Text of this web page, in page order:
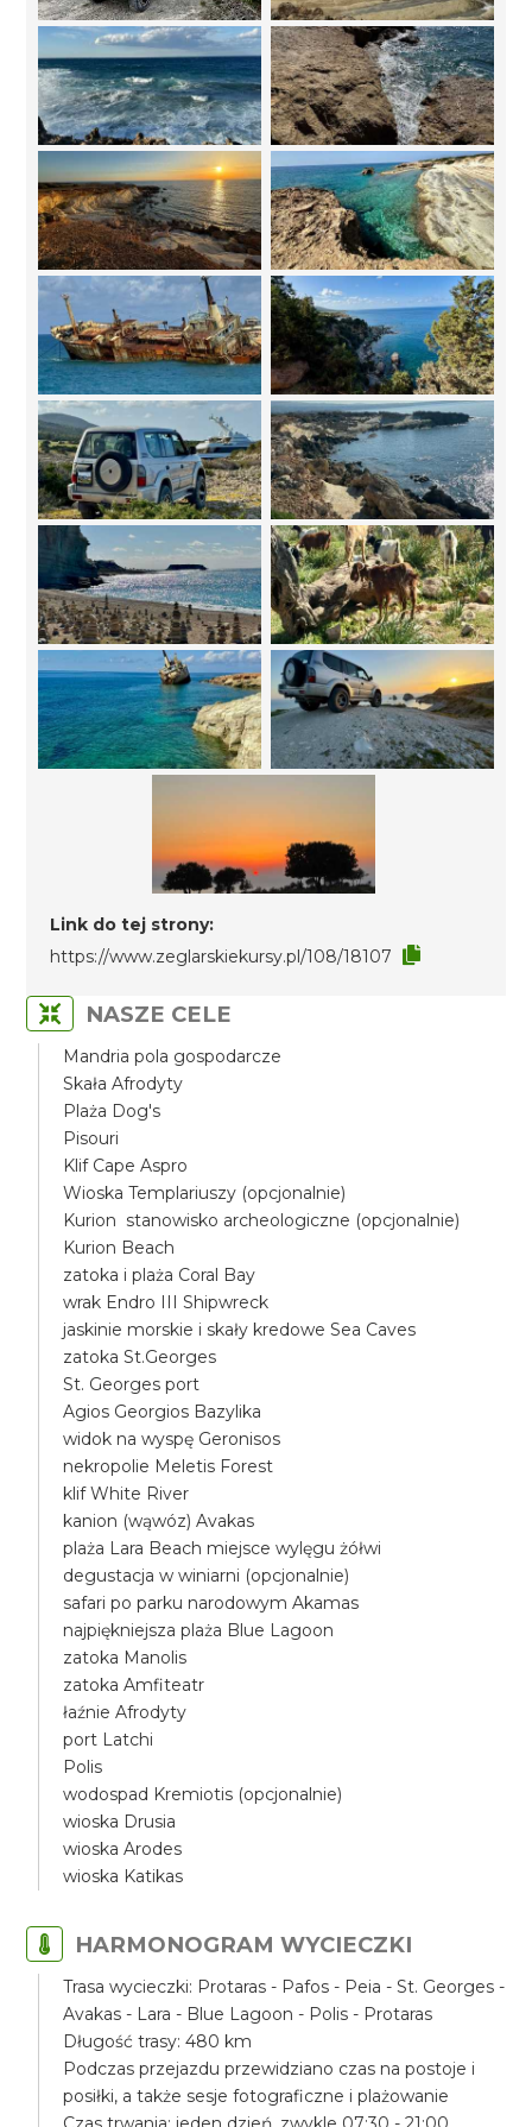
Link do tej strony:
https://www.zeglarskiekursy.pl/108/18107
NASZE CELE
Mandria pola gospodarcze
Skała Afrodyty
Plaża Dog's
Pisouri
Klif Cape Aspro
Wioska Templariuszy (opcjonalnie)
Kurion stanowisko archeologiczne (opcjonalnie)
Kurion Beach
zatoka i plaża Coral Bay
wrak Endro III Shipwreck
jaskinie morskie i skały kredowe Sea Caves
zatoka St.Georges
St. Georges port
Agios Georgios Bazylika
widok na wyspę Geronisos
nekropolie Meletis Forest
klif White River
kanion (wąwóz) Avakas
plaża Lara Beach miejsce wylęgu żółwi
degustacja w winiarni (opcjonalnie)
safari po parku narodowym Akamas
najpiękniejsza plaża Blue Lagoon
zatoka Manolis
zatoka Amfiteatr
łaźnie Afrodyty
port Latchi
Polis
wodospad Kremiotis (opcjonalnie)
wioska Drusia
wioska Arodes
wioska Katikas
HARMONOGRAM WYCIECZKI
Trasa wycieczki: Protaras - Pafos - Peia - St. Georges -
Avakas - Lara - Blue Lagoon - Polis - Protaras
Długość trasy: 480 km
Podczas przejazdu przewidziano czas na postoje i
posiłki, a także sesje fotograficzne i plażowanie